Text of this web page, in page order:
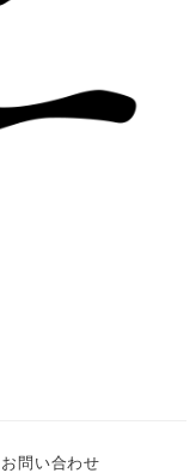
お問い合わせ